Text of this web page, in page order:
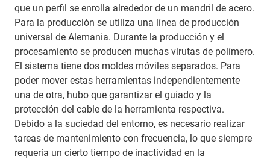
que un perfil se enrolla alrededor de un mandril de acero.
Para la producción se utiliza una línea de producción
universal de Alemania. Durante la producción y el
procesamiento se producen muchas virutas de polímero.
El sistema tiene dos moldes móviles separados. Para
poder mover estas herramientas independientemente
una de otra, hubo que garantizar el guiado y la
protección del cable de la herramienta respectiva.
Debido a la suciedad del entorno, es necesario realizar
tareas de mantenimiento con frecuencia, lo que siempre
requería un cierto tiempo de inactividad en la